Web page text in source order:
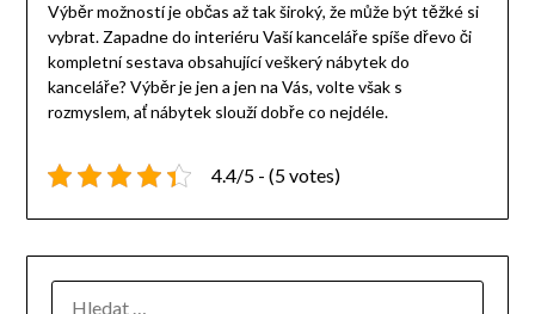
Výběr možností je občas až tak široký, že může být těžké si
vybrat. Zapadne do interiéru Vaší kanceláře spíše dřevo či
kompletní sestava obsahující veškerýnábytek do
kanceláře? Výběr je jen a jen na Vás, volte však s
rozmyslem, ať nábytek slouží dobře co nejdéle.
4.4/5 - (5 votes)